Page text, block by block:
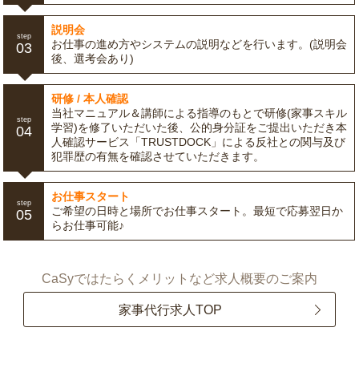
step
03
説明会
お仕事の進め方やシステムの説明などを行います。(説明会
後、選考会あり)
step
04
研修 / 本人確認
当社マニュアル＆講師による指導のもとで研修(家事スキル
学習)を修了いただいた後、公的身分証をご提出いただき本
人確認サービス「TRUSTDOCK」による反社との関与及び
犯罪歴の有無を確認させていただきます。
step
05
お仕事スタート
ご希望の日時と場所でお仕事スタート。最短で応募翌日か
らお仕事可能♪
CaSyではたらくメリットなど求人概要のご案内
家事代行求人TOP